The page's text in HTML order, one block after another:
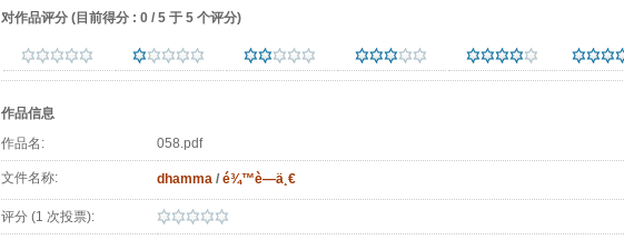
对作品评分(目前得分 : 0 / 5 于 5 个评分)
作品信息
作品名:
058.pdf
文件名称: dhamma/ é¾™è—ä¸€
评分 (1 次投票):